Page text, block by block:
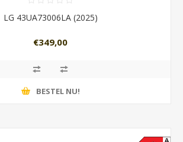
LG 43UA73006LA (2025)
€349,00
BESTEL NU!